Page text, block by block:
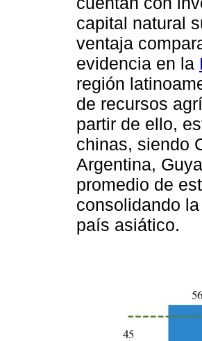
capital natural
ventaja
evidencia en la
región
de recursos
partir de ello,
chinas, siendo
Argentina,
promedio de
consolidando
país asiático.